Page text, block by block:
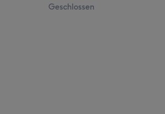
Geschlossen